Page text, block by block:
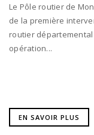
Le Pôle routier de
de la première
routier départemental
opération...
EN SAVOIR PLUS